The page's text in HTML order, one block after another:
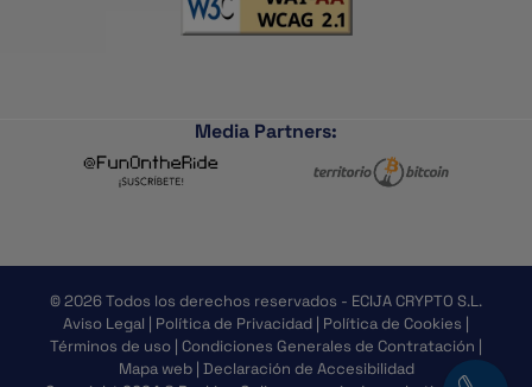
Media Partners:
© 2026 Todos los derechos reservados - ECIJA CRYPTO S.L.
Aviso Legal | Política de Privacidad | Política de Cookies |
Términos de uso | Condiciones Generales de Contratación |
Mapa web| Declaración de Accesibilidad